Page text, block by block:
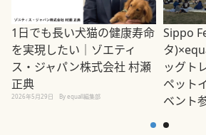
1日でも長い犬猫の健康寿命
を実現したい｜ゾエティ
ス・ジャパン株式会社 村瀬
正典
2026年5月29日 By equall編集部
Sippo
タ
ッグト
ペット
ベント
2026年5月12日